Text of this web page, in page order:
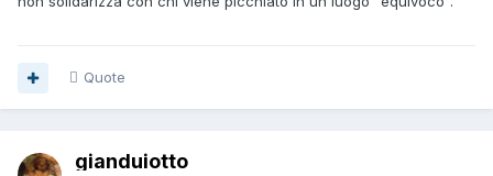
Quote
gianduiotto